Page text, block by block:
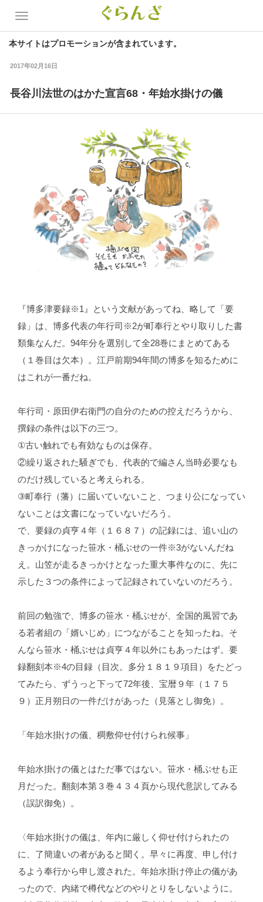
本サイトはプロモーションが含まれています。
2017年02月16日
長谷川法世のはかた宣言68・年始水掛けの儀
『博多津要録※1』という文献があってね、略して「要
録」は、博多代表の年行司※2が町奉行とやり取りした書
類集なんだ。94年分を選別して全28巻にまとめてある
（１巻目は欠本）。江戸前期94年間の博多を知るために
はこれが一番だね。
年行司・原田伊右衛門の自分のための控えだろうから、
撰録の条件は以下の三つ。
①古い触れでも有効なものは保存。
②繰り返された騒ぎでも、代表的で編さん当時必要なも
のだけ残していると考えられる。
③町奉行（藩）に届いていないこと、つまり公になってい
ないことは文書になっていないだろう。
で、要録の貞亨４年（１６８７）の記録には、追い山の
きっかけになった笹水・桶ぶせの一件※3がないんだね
え。山笠が走るきっかけとなった重大事件なのに、先に
示した３つの条件によって記録されていないのだろう。
前回の勉強で、博多の笹水・桶ぶせが、全国的風習であ
る若者組の「婿いじめ」につながることを知ったね。そ
んなら笹水・桶ぶせは貞亨４年以外にもあったはず。要
録翻刻本※4の目録（目次。多分１８１９項目）をたどっ
てみたら、ずうっと下って72年後、宝暦９年（１７５
９）正月朔日の一件だけがあった（見落とし御免）。
「年始水掛けの儀、稠敷仰せ付けられ候事」
年始水掛けの儀とはただ事ではない。笹水・桶ぶせも正
月だった。翻刻本第３巻４３４頁から現代意訳してみる
（誤訳御免）。
〈年始水掛けの儀は、年内に厳しく仰せ付けられたの
に、了簡違いの者があると聞く。早々に再度、申し付け
るよう奉行から申し渡された。年始水掛け停止の儀があ
ったので、内緒で樽代などのやりとりをしないように。